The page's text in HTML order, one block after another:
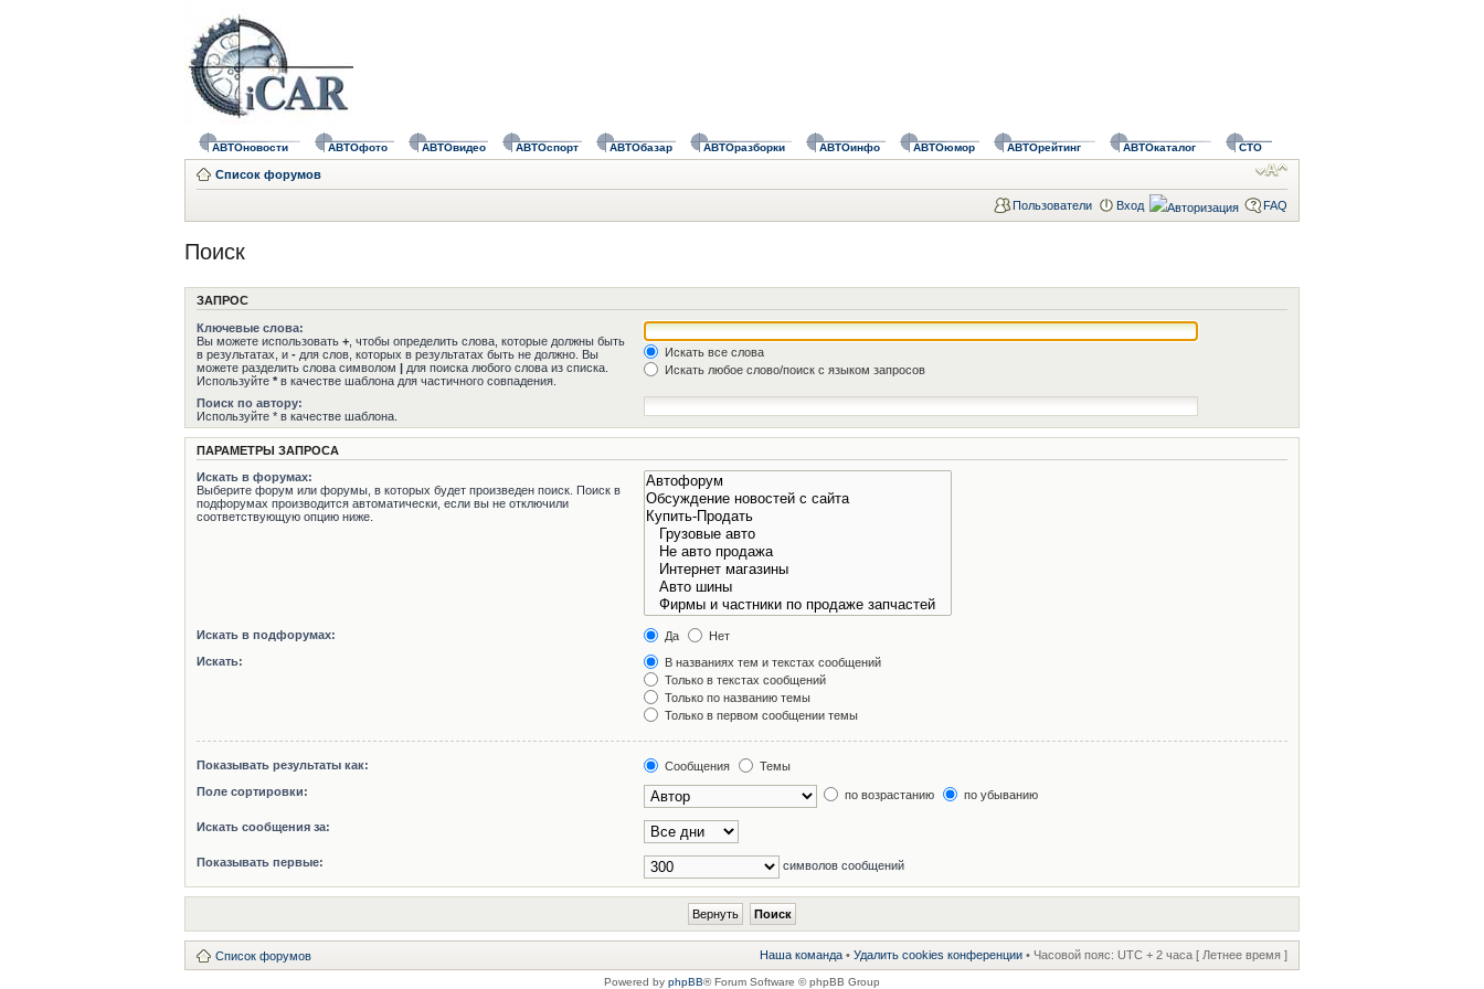
АВТОновости АВТОфото АВТОвидео АВТОспорт АВТОбазар АВТОразборки АВТОинфо АВТОюмор АВТОрейтинг АВТОкаталог СТО
Список форумов
Пользователи Вход FAQ
Поиск
ЗАПРОС
Ключевые слова:
Вы можете использовать + , чтобы определить слова, которые должны быть
в результатах, и - для слов, которых в результатах быть не должно. Вы
можете разделить слова символом | для поиска любого слова из списка.
Используйте * в качестве шаблона для частичного совпадения.
Искать все слова
Искать любое слово/поиск с языком запросов
Поиск по автору:
Используйте * в качестве шаблона.
ПАРАМЕТРЫ ЗАПРОСА
Искать в форумах:
Выберите форум или форумы, в которых будет произведен поиск. Поиск в
подфорумах производится автоматически, если вы не отключили
соответствующую опцию ниже.
Искать в подфорумах: Да
Нет
Искать:
В названиях тем и текстах сообщений
Только в текстах сообщений
Только по названию темы
Только в первом сообщении темы
Показывать результаты как: Сообщения
Темы
Поле сортировки:
по возрастанию по убыванию
Искать сообщения за:
Показывать первые: символов сообщений
Список форумов Наша команда • Удалить cookies конференции • Часовой пояс: UTC + 2 часа [ Летнее время ]
Powered by phpBB® Forum Software © phpBB Group